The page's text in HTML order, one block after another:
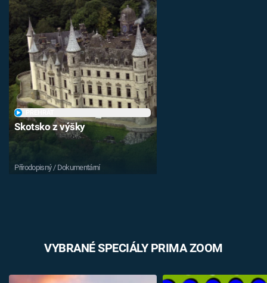
Skotsko z výšky
Přírodopisný / Dokumentární
VYBRANÉ SPECIÁLY PRIMA ZOOM